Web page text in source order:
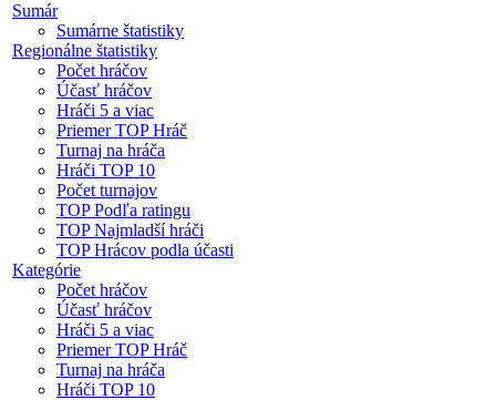
Sumár
Sumárne štatistiky
Regionálne štatistiky
Počet hráčov
Účasť hráčov
Hráči 5 a viac
Priemer TOP Hráč
Turnaj na hráča
Hráči TOP 10
Počet turnajov
TOP Podľa ratingu
TOP Najmladší hráči
TOP Hrácov podla účasti
Kategórie
Počet hráčov
Účasť hráčov
Hráči 5 a viac
Priemer TOP Hráč
Turnaj na hráča
Hráči TOP 10